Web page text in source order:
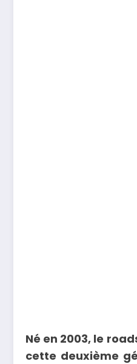
Né en 2003, le
cette deuxième